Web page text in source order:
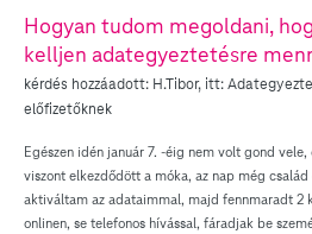
Hogyan tudom megoldani,
kelljen adategyeztetésre
kérdés hozzáadott: H.Tibor, itt:
előfizetőknek
Egészen idén január 7. -éig nem volt gond
viszont elkezdődött a móka, az nap még
aktiváltam az adataimmal, majd fennmaradt 2
onlinen, se telefonos hívással, fáradjak be